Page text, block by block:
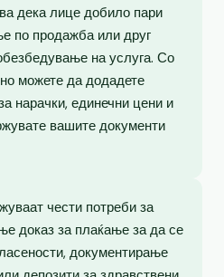
дека лице добило пари
по продажба или друг
на услуга. Со
можете да додадете
нарачки, единечни цени и
вашите документи
чести потреби за
доказ за плаќање за да се
документирање